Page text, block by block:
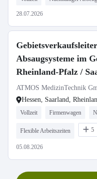
28.07.2026
Absaugsysteme im
Rheinland-Pfalz /
(m/w/d)
ATMOS MedizinTechnik
Hessen, Saarland,
Vollzeit Firmenwagen
Flexible Arbeitszeiten 5
05.08.2026